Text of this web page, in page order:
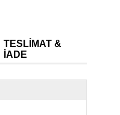
TESLIMAT &
İADE